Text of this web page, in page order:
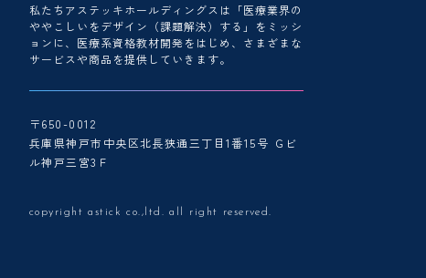
私たちアステッキホールディングスは「医療業界の
ややこしいをデザイン（課題解決）する」をミッシ
ョンに、医療系資格教材開発をはじめ、さまざまな
サービスや商品を提供していきます。
〒650-0012
兵庫県神戸市中央区北長狭通三丁目1番15号 Ｇビ
ル神戸三宮3Ｆ
copyright astick co.,ltd. all right reserved.